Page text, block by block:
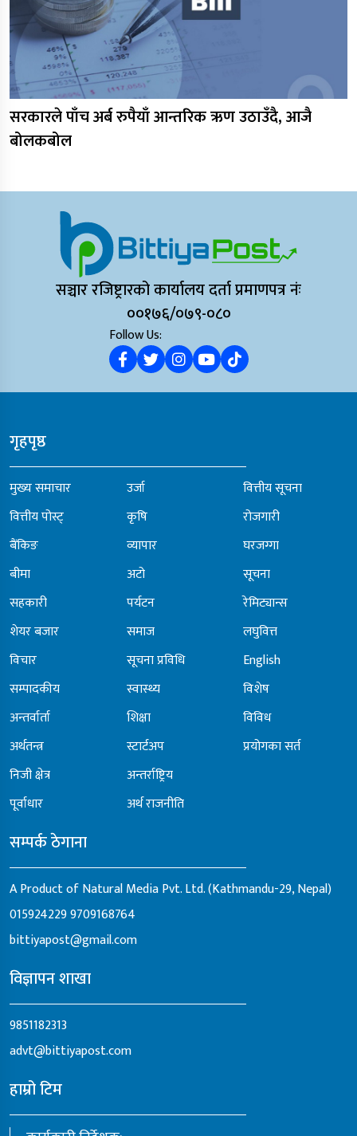
सरकारले पाँच अर्ब रुपैयाँ आन्तरिक ऋण उठाउँदै, आजै
बोलकबोल
सञ्चार रजिष्ट्रारको कार्यालय दर्ता प्रमाणपत्र नंः
००१७६/०७९-०८०
Follow Us:
गृहपृष्ठ
मुख्य समाचार
वित्तीय पोस्ट्
बैंकिङ
बीमा
सहकारी
शेयर बजार
विचार
सम्पादकीय
अन्तर्वार्ता
अर्थतन्त्र
निजी क्षेत्र
पूर्वाधार
उर्जा
कृषि
व्यापार
अटो
पर्यटन
समाज
सूचना प्रविधि
स्वास्थ्य
शिक्षा
स्टार्टअप
अन्तर्राष्ट्रिय
अर्थ राजनीति
वित्तीय सूचना
रोजगारी
घरजग्गा
सूचना
रेमिट्यान्स
लघुवित्त
English
विशेष
विविध
प्रयोगका सर्त
सम्पर्क ठेगाना
A Product of Natural Media Pvt. Ltd. (Kathmandu-29, Nepal)
0159242299709168764
bittiyapost@gmail.com
विज्ञापन शाखा
9851182313
advt@bittiyapost.com
हाम्रो टिम